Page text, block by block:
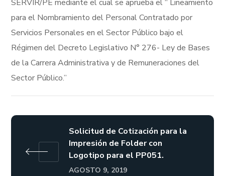
SERVIR/PE mediante el cual se aprueba el “ Lineamiento
para el Nombramiento del Personal Contratado por
Servicios Personales en el Sector Público bajo el
Régimen del Decreto Legislativo N° 276- Ley de Bases
de la Carrera Administrativa y de Remuneraciones del
Sector Público.”
Solicitud de Cotización para la
Impresión de Folder con
Logotipo para el PP051.
AGOSTO 9, 2019